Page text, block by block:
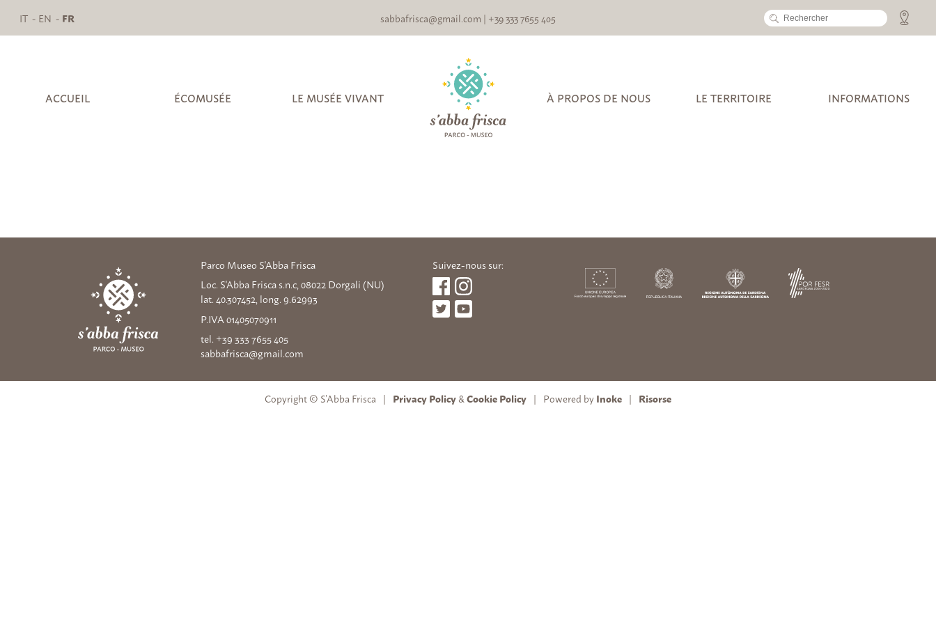
IT EN FR sabbafrisca@gmail.com | +39 333 7655 405
ACCUEIL ÉCOMUSÉE LE MUSÉE VIVANT À PROPOS DE NOUS LE TERRITOIRE INFORMATIONS
Parco Museo S'Abba Frisca
Loc. S'Abba Frisca s.n.c, 08022 Dorgali (NU)
lat. 40.307452, long. 9.62993
P.IVA 01405070911
tel. +39 333 7655 405
sabbafrisca@gmail.com
Suivez-nous sur:
Copyright © S’Abba Frisca Privacy Policy&Cookie Policy Powered byInoke Risorse